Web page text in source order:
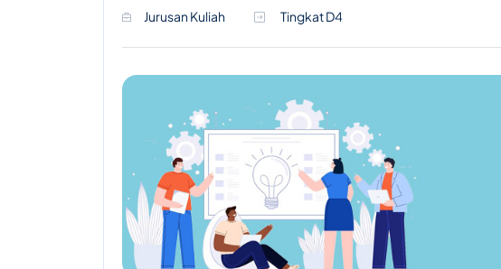
Jurusan Kuliah Tingkat D4